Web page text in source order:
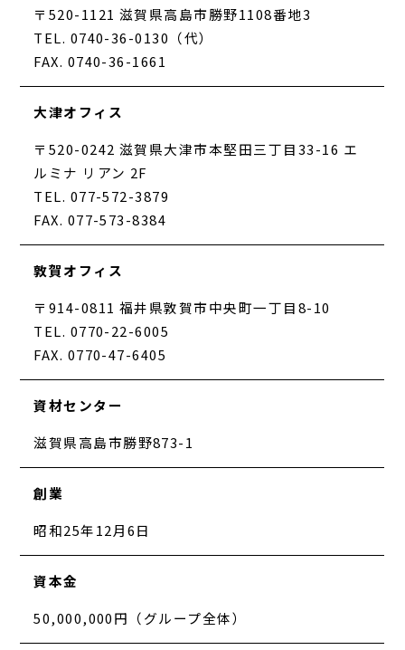
〒520-1121 滋賀県高島市勝野1108番地3
TEL. 0740-36-0130（代）
FAX. 0740-36-1661
大津オフィス
〒520-0242 滋賀県大津市本堅田三丁目33-16 エ
ルミナ リアン 2F
TEL. 077-572-3879
FAX. 077-573-8384
敦賀オフィス
〒914-0811 福井県敦賀市中央町一丁目8-10
TEL. 0770-22-6005
FAX. 0770-47-6405
資材センター
滋賀県高島市勝野873-1
創業
昭和25年12月6日
資本金
50,000,000円（グループ全体）